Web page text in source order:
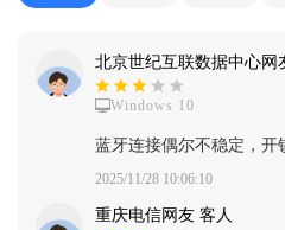
北京世纪互联数据中心网
Windows 10
蓝牙连接偶尔不稳定，开
2025/11/28 10:06:10
重庆电信网友 客人